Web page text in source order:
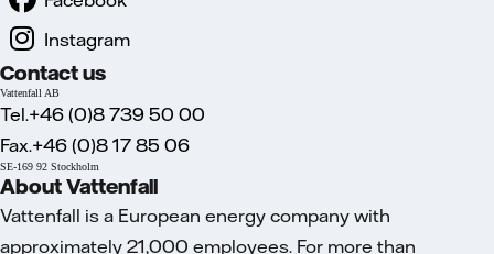
Instagram
Contact us
Vattenfall AB
Tel.+46 (0)8 739 50 00
Fax.+46 (0)8 17 85 06
SE-169 92 Stockholm
About Vattenfall
Vattenfall is a European energy company with
approximately 21,000 employees. For more than